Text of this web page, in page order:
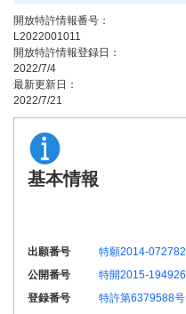
開放特許情報番号：
L2022001011
開放特許情報登録日：
2022/7/4
最新更新日：
2022/7/21
基本情報
出願番号
特願2014-072782
公開番号
特開2015-194926
登録番号
特許第6379588号